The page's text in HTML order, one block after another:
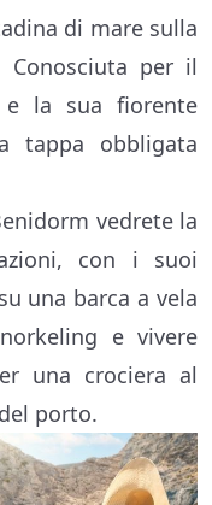
di mare sulla
Conosciuta per il
e la sua fiorente
tappa obbligata
vedrete la
con i suoi
una barca a vela
e vivere
una crociera al
porto.